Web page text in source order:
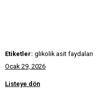
Etiketler: glikolik asit faydaları
Ocak 29, 2026
Listeye dön